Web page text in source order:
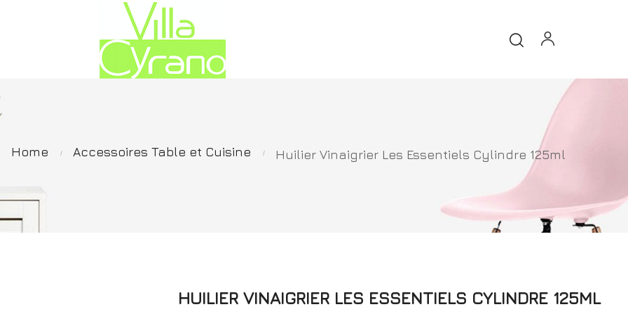
Home Accessoires Table et Cuisine Huilier Vinaigrier Les Essentiels Cylindre 125ml
HUILIER VINAIGRIER LES ESSENTIELS CYLINDRE 125ML